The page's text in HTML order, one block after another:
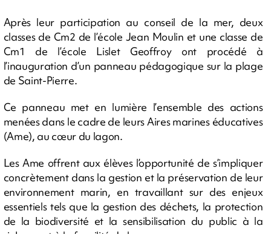
Après leur participation au conseil de la mer, deux
classes de Cm2 de l’école Jean Moulin et une classe de
Cm1 de l’école Lislet Geoffroy ont procédé à
l’inauguration d’un panneau pédagogique sur la plage
de Saint-Pierre.
Ce panneau met en lumière l’ensemble des actions
menées dans le cadre de leurs Aires marines éducatives
(Ame), au cœur du lagon.
Les Ame offrent aux élèves l’opportunité de s’impliquer
concrètement dans la gestion et la préservation de leur
environnement marin, en travaillant sur des enjeux
essentiels tels que la gestion des déchets, la protection
de la biodiversité et la sensibilisation du public à la